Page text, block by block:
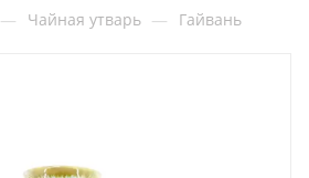
— Чайная утварь — Гайвань